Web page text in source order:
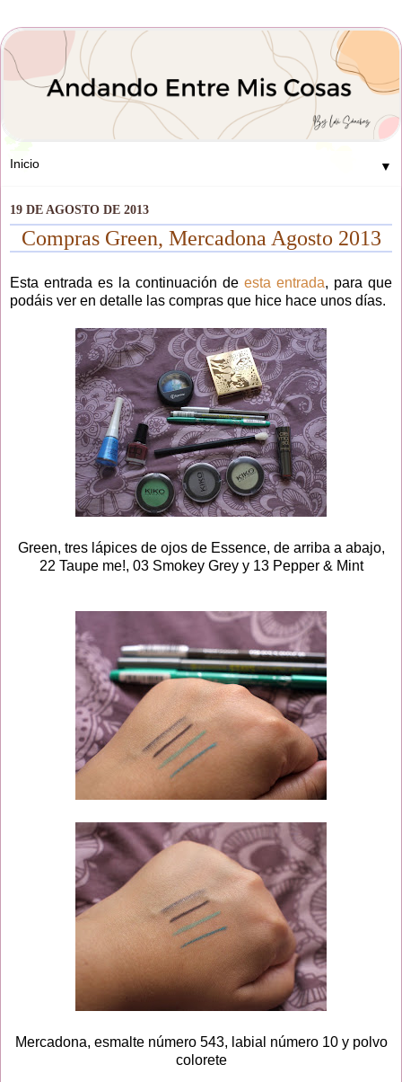
▼
19 DE AGOSTO DE 2013
Compras Green, Mercadona Agosto 2013
Esta entrada es la continuación de esta entrada, para que
podáis ver en detalle las compras que hice hace unos días.
Green, tres lápices de ojos de Essence, de arriba a abajo,
22 Taupe me!, 03 Smokey Grey y 13 Pepper & Mint
Mercadona, esmalte número 543, labial número 10 y polvo
colorete